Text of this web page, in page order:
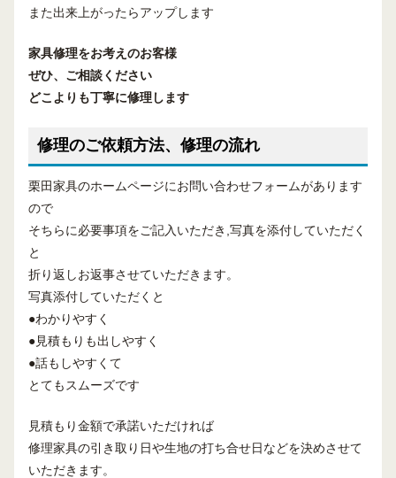
また出来上がったらアップします
家具修理をお考えのお客様
ぜひ、ご相談ください
どこよりも丁寧に修理します
修理のご依頼方法、修理の流れ
栗田家具のホームページにお問い合わせフォームがあります
ので
そちらに必要事項をご記入いただき,写真を添付していただく
と
折り返しお返事させていただきます。
写真添付していただくと
●わかりやすく
●見積もりも出しやすく
●話もしやすくて
とてもスムーズです
見積もり金額で承諾いただければ
修理家具の引き取り日や生地の打ち合せ日などを決めさせて
いただきます。